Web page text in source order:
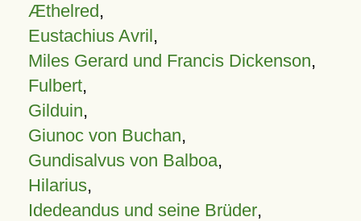
Æthelred,
Eustachius Avril,
Miles Gerard und Francis Dickenson,
Fulbert,
Gilduin,
Giunoc von Buchan,
Gundisalvus von Balboa,
Hilarius,
Idedeandus und seine Brüder,